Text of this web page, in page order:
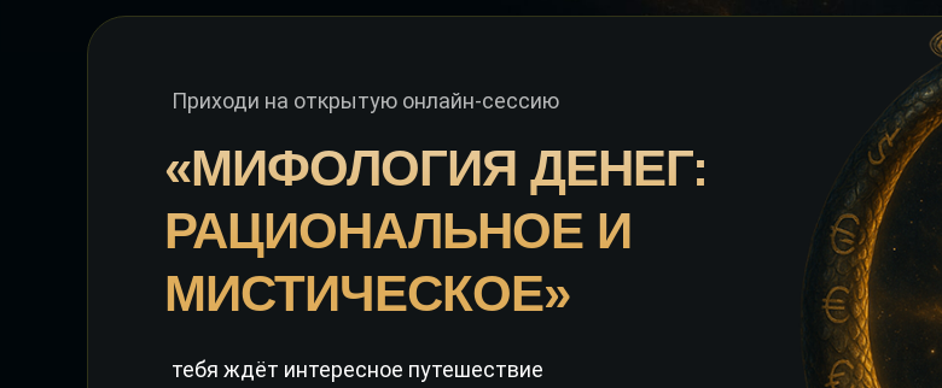
«МИФОЛОГИЯ ДЕНЕГ:
РАЦИОНАЛЬНОЕ И
МИСТИЧЕСКОЕ»
Приходи на открытую онлайн-сессию
тебя ждёт интересное путешествие